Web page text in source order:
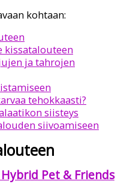
kohtaan:
kissatalouteen
ja tahrojen
tehokkaasti?
siisteys
siivoamiseen
Pet & Friends